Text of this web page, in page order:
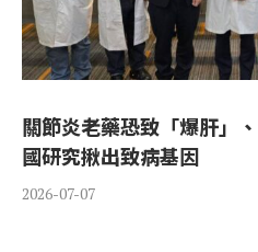
關節炎老藥恐致「爆肝」
國研究揪出致病基因
2026-07-07